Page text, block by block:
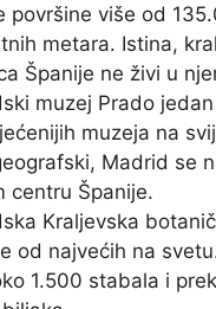
površine više od
metara. Istina,
Španije ne živi u
muzej Prado
muzeja na
Madrid se
centru Španije.
Kraljevska
od najvećih na
1.500 stabala i